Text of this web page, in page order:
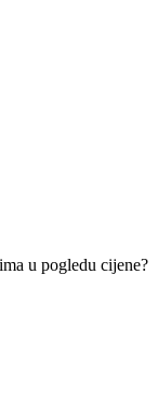
u pogledu cijene?